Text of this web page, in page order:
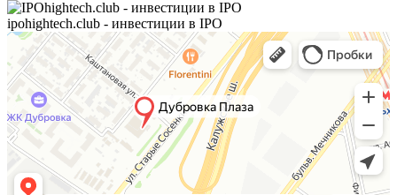
ipohightech.club - инвестиции в IPO